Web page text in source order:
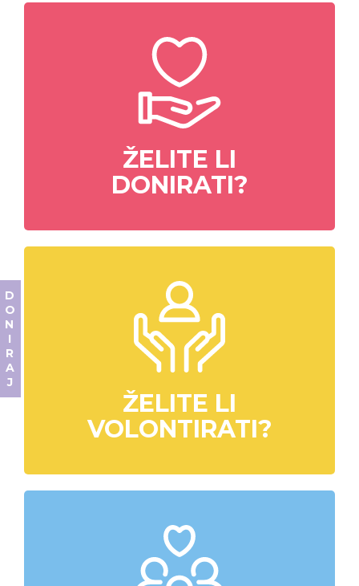
ŽELITE LI
DONIRATI?
ŽELITE LI
VOLONTIRATI?
DONIRAJ